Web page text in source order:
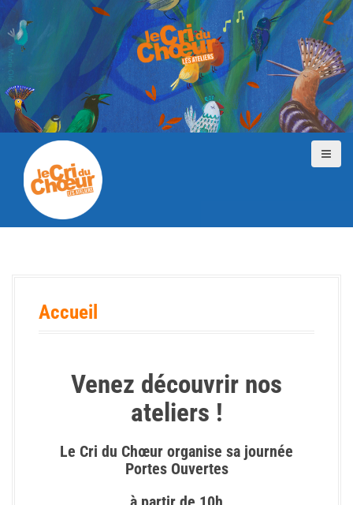
Accueil
Venez découvrir nos
ateliers !
Le Cri du Chœur organise sa journée
Portes Ouvertes